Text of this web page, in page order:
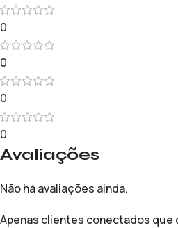
0
0
0
0
Avaliações
Não há avaliações ainda.
Apenas clientes conectados